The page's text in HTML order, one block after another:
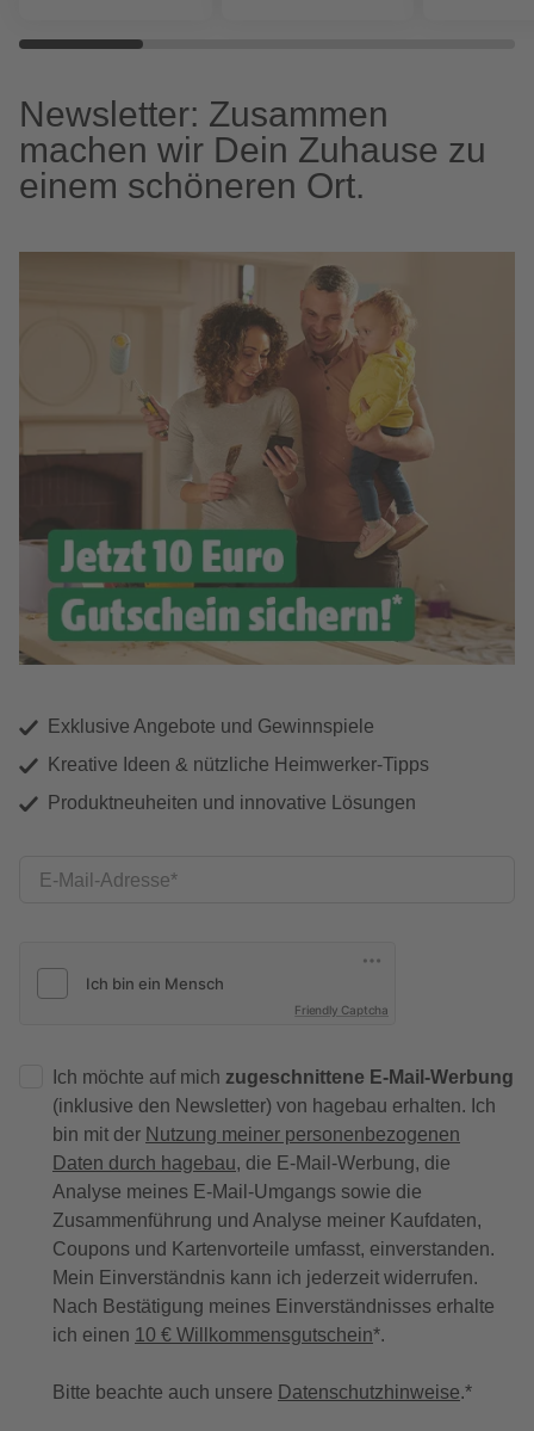
Newsletter: Zusammen
machen wir Dein Zuhause zu
einem schöneren Ort.
Exklusive Angebote und Gewinnspiele
Kreative Ideen & nützliche Heimwerker-Tipps
Produktneuheiten und innovative Lösungen
E-Mail-Adresse
Friendly Captcha
Ich möchte auf mich zugeschnittene E-Mail-Werbung
(inklusive den Newsletter) von hagebau erhalten. Ich
bin mit der Nutzung meiner personenbezogenen
Daten durch hagebau, die E-Mail-Werbung, die
Analyse meines E-Mail-Umgangs sowie die
Zusammenführung und Analyse meiner Kaufdaten,
Coupons und Kartenvorteile umfasst, einverstanden.
Mein Einverständnis kann ich jederzeit widerrufen.
Nach Bestätigung meines Einverständnisses erhalte
ich einen 10 € Willkommensgutschein*.
Bitte beachte auch unsere Datenschutzhinweise.